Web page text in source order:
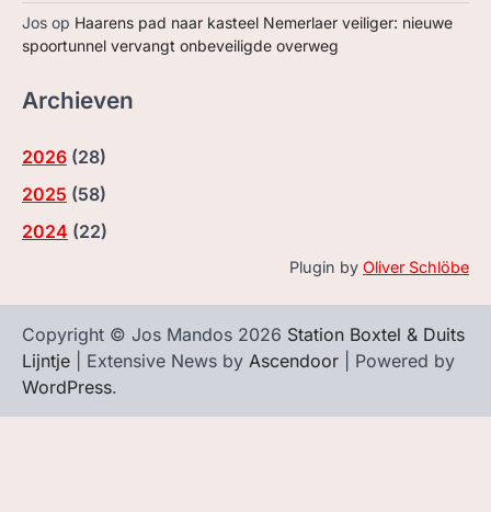
Jos op Haarens pad naar kasteel Nemerlaer veiliger: nieuwe
spoortunnel vervangt onbeveiligde overweg
Archieven
2026 (28)
2025 (58)
2024 (22)
Plugin by Oliver Schlöbe
Copyright © Jos Mandos 2026 Station Boxtel & Duits
Lijntje | Extensive News by Ascendoor | Powered by
WordPress.